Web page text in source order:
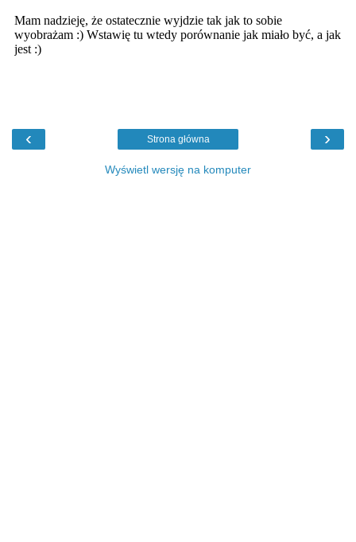
‹ ›
Strona główna
Wyświetl wersję na komputer